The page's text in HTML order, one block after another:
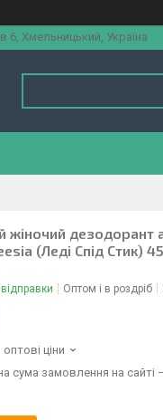
6, Хмельницький, Україна
жіночий дезодорант
(Леді Спід Стик)
Оптом і в роздріб
ціни
сума замовлення на сайті